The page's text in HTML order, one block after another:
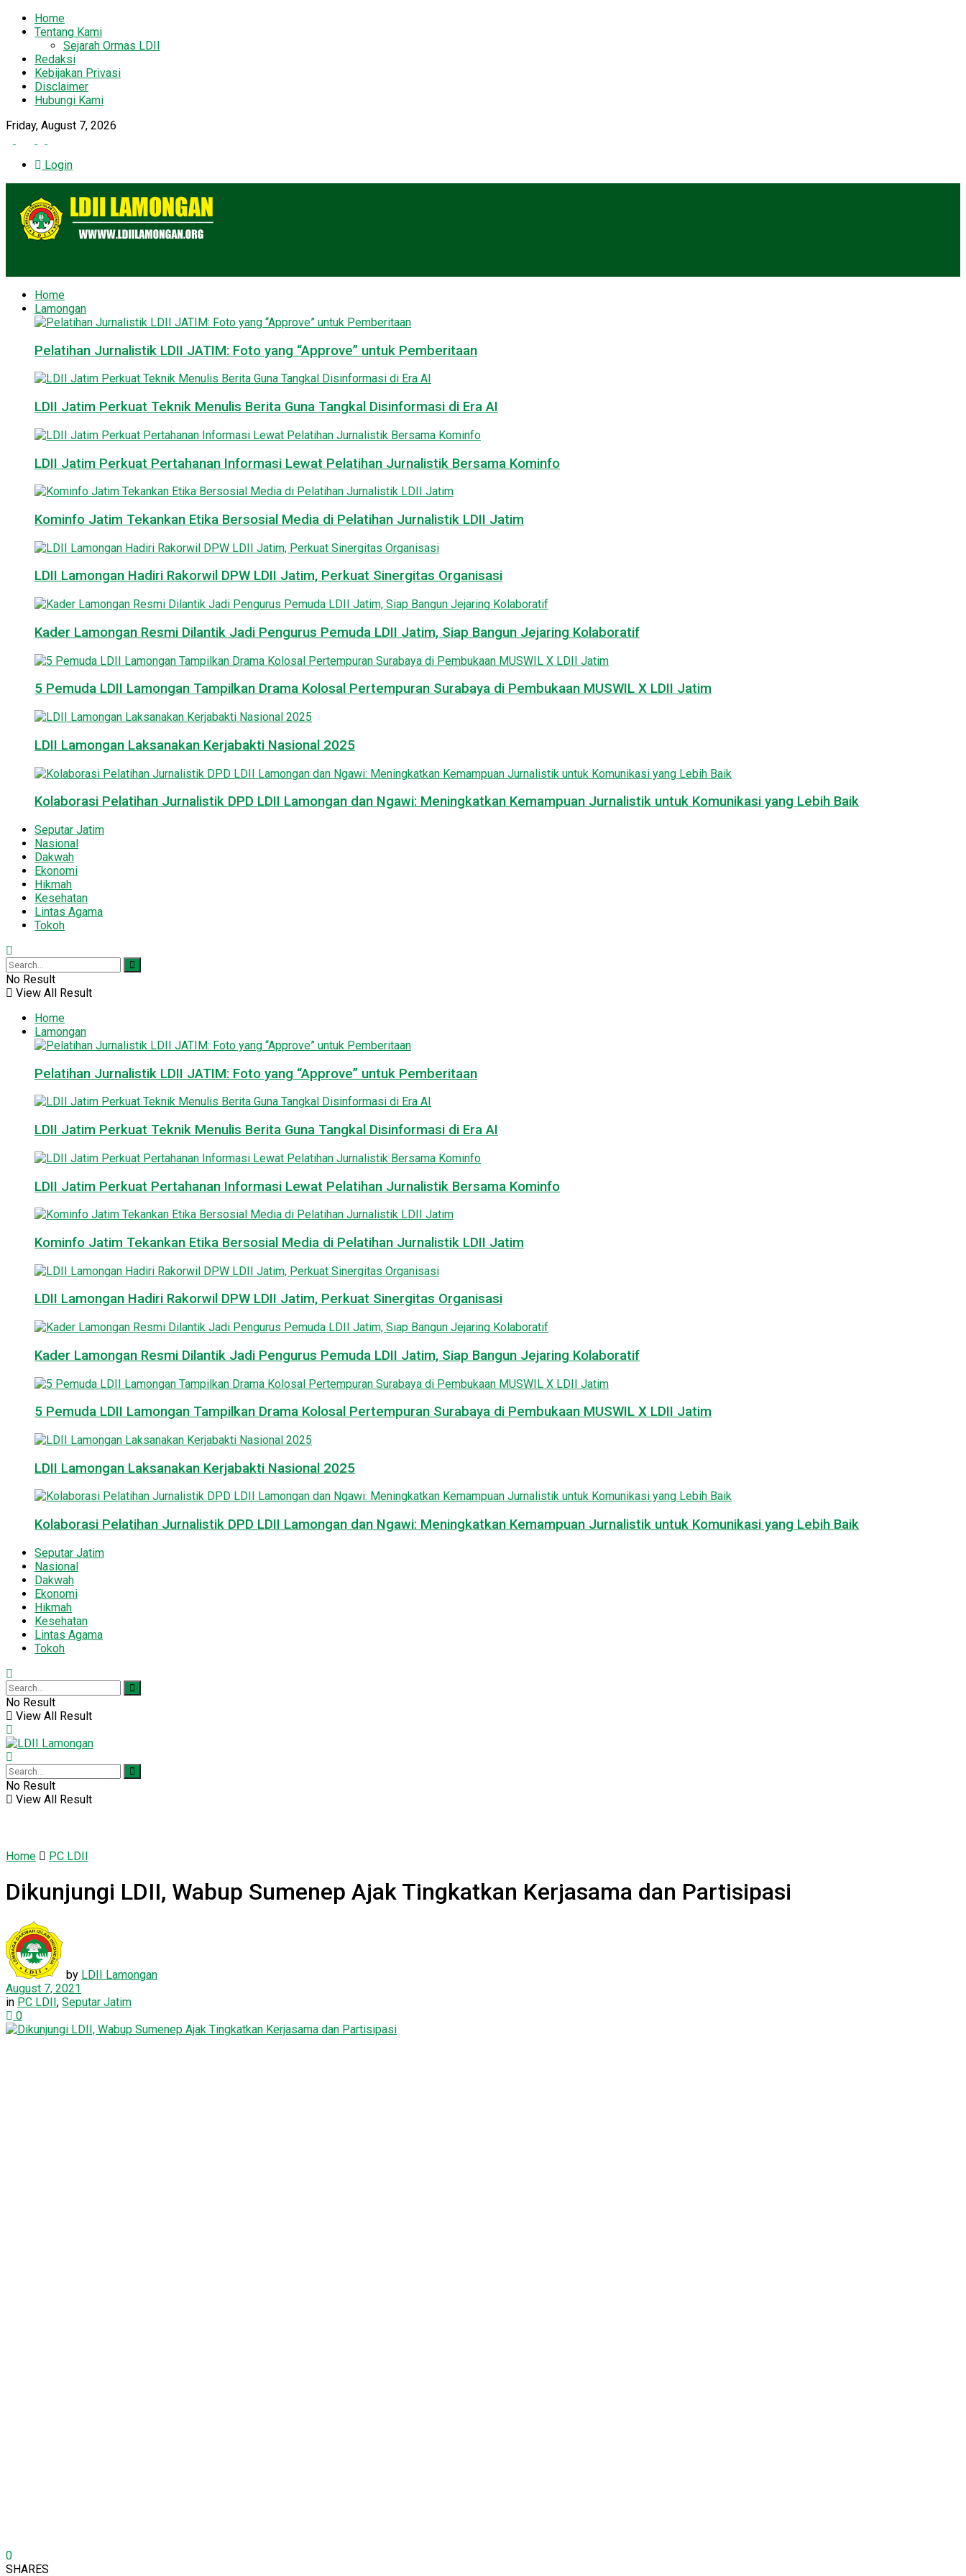
Home
Tentang Kami
Sejarah Ormas LDII
Redaksi
Kebijakan Privasi
Disclaimer
Hubungi Kami
Friday, August 7, 2026
Login
Home
Lamongan
Pelatihan Jurnalistik LDII JATIM: Foto yang “Approve” untuk Pemberitaan
LDII Jatim Perkuat Teknik Menulis Berita Guna Tangkal Disinformasi di Era AI
LDII Jatim Perkuat Pertahanan Informasi Lewat Pelatihan Jurnalistik Bersama Kominfo
Kominfo Jatim Tekankan Etika Bersosial Media di Pelatihan Jurnalistik LDII Jatim
LDII Lamongan Hadiri Rakorwil DPW LDII Jatim, Perkuat Sinergitas Organisasi
Kader Lamongan Resmi Dilantik Jadi Pengurus Pemuda LDII Jatim, Siap Bangun Jejaring Kolaboratif
5 Pemuda LDII Lamongan Tampilkan Drama Kolosal Pertempuran Surabaya di Pembukaan MUSWIL X LDII Jatim
LDII Lamongan Laksanakan Kerjabakti Nasional 2025
Kolaborasi Pelatihan Jurnalistik DPD LDII Lamongan dan Ngawi: Meningkatkan Kemampuan Jurnalistik untuk Komunikasi yang Lebih Baik
Seputar Jatim
Nasional
Dakwah
Ekonomi
Hikmah
Kesehatan
Lintas Agama
Tokoh
No Result
View All Result
Home
Lamongan
Pelatihan Jurnalistik LDII JATIM: Foto yang “Approve” untuk Pemberitaan
LDII Jatim Perkuat Teknik Menulis Berita Guna Tangkal Disinformasi di Era AI
LDII Jatim Perkuat Pertahanan Informasi Lewat Pelatihan Jurnalistik Bersama Kominfo
Kominfo Jatim Tekankan Etika Bersosial Media di Pelatihan Jurnalistik LDII Jatim
LDII Lamongan Hadiri Rakorwil DPW LDII Jatim, Perkuat Sinergitas Organisasi
Kader Lamongan Resmi Dilantik Jadi Pengurus Pemuda LDII Jatim, Siap Bangun Jejaring Kolaboratif
5 Pemuda LDII Lamongan Tampilkan Drama Kolosal Pertempuran Surabaya di Pembukaan MUSWIL X LDII Jatim
LDII Lamongan Laksanakan Kerjabakti Nasional 2025
Kolaborasi Pelatihan Jurnalistik DPD LDII Lamongan dan Ngawi: Meningkatkan Kemampuan Jurnalistik untuk Komunikasi yang Lebih Baik
Seputar Jatim
Nasional
Dakwah
Ekonomi
Hikmah
Kesehatan
Lintas Agama
Tokoh
No Result
View All Result
No Result
View All Result
Home PC LDII
Dikunjungi LDII, Wabup Sumenep Ajak Tingkatkan Kerjasama dan Partisipasi
by LDII Lamongan
August 7, 2021
in PC LDII, Seputar Jatim
0
0
SHARES